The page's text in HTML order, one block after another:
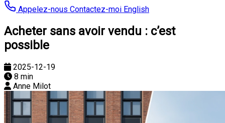
Appelez-nous Contactez-moi English
Acheter sans avoir vendu : c’est
possible
2025-12-19
8 min
Anne Milot